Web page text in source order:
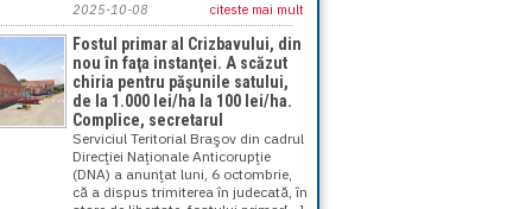
2025-10-08 citeste mai mult
Fostul primar al Crizbavului, din
nou în faţa instanţei. A scăzut
chiria pentru păşunile satului,
de la 1.000 lei/ha la 100 lei/ha.
Complice, secretarul
Serviciul Teritorial Braşov din cadrul
Direcţiei Naţionale Anticorupţie
(DNA) a anunţat luni, 6 octombrie,
că a dispus trimiterea în judecată, în